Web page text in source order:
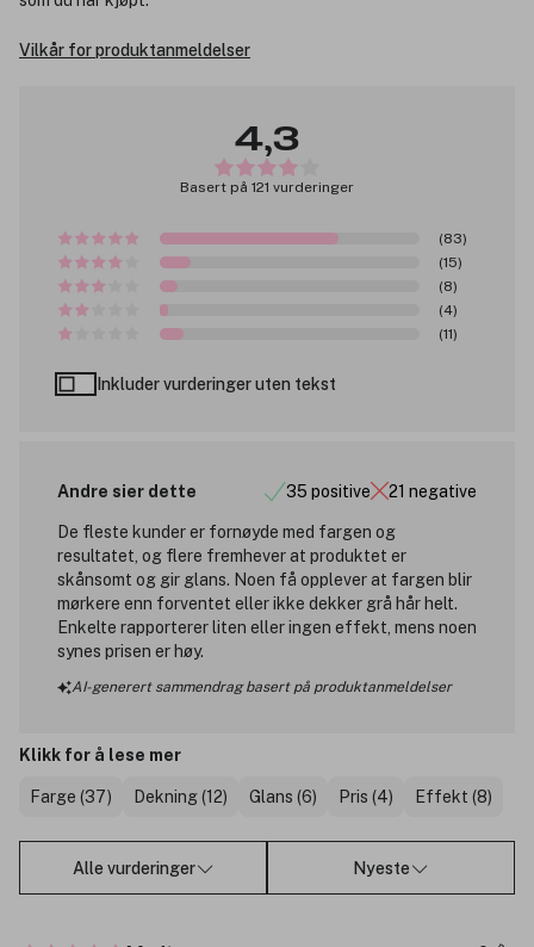
Vilkår for produktanmeldelser
4,3
Basert på 121 vurderinger
(83)
(15)
(8)
(4)
(11)
Inkluder vurderinger uten tekst
Andre sier dette 35 positive 21 negative
De fleste kunder er fornøyde med fargen og
resultatet, og flere fremhever at produktet er
skånsomt og gir glans. Noen få opplever at fargen blir
mørkere enn forventet eller ikke dekker grå hår helt.
Enkelte rapporterer liten eller ingen effekt, mens noen
synes prisen er høy.
AI-generert sammendrag basert på produktanmeldelser
Klikk for å lese mer
Farge (37) Dekning (12) Glans (6) Pris (4) Effekt (8)
Alle vurderinger Nyeste